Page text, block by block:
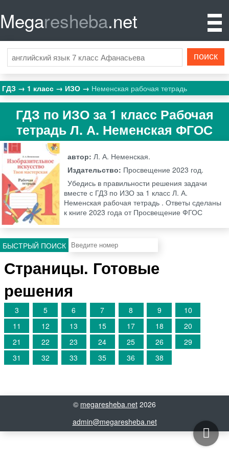
Megaresheba.net
ГДЗ 1 класс ИЗО Неменская рабочая тетрадь
ГДЗ по ИЗО за 1 класс Рабочая
тетрадь Л. А. Неменская ФГОС
автор:Л. А. Неменская.
Издательство: Просвещение 2023 год.
Убедись в правильности решения задачи
вместе с ГДЗ по ИЗО за 1 класс Л. А.
Неменская рабочая тетрадь . Ответы сделаны
к книге 2023 года от Просвещение ФГОС
БЫСТРЫЙ ПОИСК
Страницы. Готовые
решения
3 5 6 7 8 9
10
11
12 13 15 17 18
20
21
22 23 24 25 26
29
31
32 33 35 36 38
© megaresheba.net 2026
admin@megaresheba.net